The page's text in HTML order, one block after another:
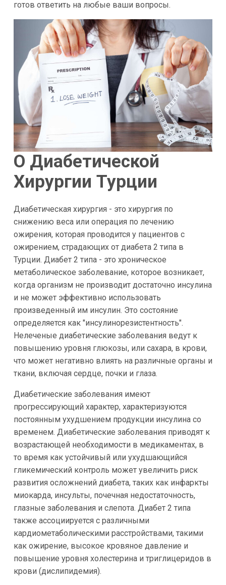
готов ответить на любые ваши вопросы.
О Диабетической
Хирургии Турции
Диабетическая хирургия - это хирургия по
снижению веса или операция по лечению
ожирения, которая проводится у пациентов с
ожирением, страдающих от диабета 2 типа в
Турции. Диабет 2 типа - это хроническое
метаболическое заболевание, которое возникает,
когда организм не производит достаточно инсулина
и не может эффективно использовать
произведенный им инсулин. Это состояние
определяется как "инсулинорезистентность".
Нелеченые диабетические заболевания ведут к
повышению уровня глюкозы, или сахара, в крови,
что может негативно влиять на различные органы и
ткани, включая сердце, почки и глаза.
Диабетические заболевания имеют
прогрессирующий характер, характеризуются
постоянным ухудшением продукции инсулина со
временем. Диабетические заболевания приводят к
возрастающей необходимости в медикаментах, в
то время как устойчивый или ухудшающийся
гликемический контроль может увеличить риск
развития осложнений диабета, таких как инфаркты
миокарда, инсульты, почечная недостаточность,
глазные заболевания и слепота. Диабет 2 типа
также ассоциируется с различными
кардиометаболическими расстройствами, такими
как ожирение, высокое кровяное давление и
повышение уровня холестерина и триглицеридов в
крови (дислипидемия).